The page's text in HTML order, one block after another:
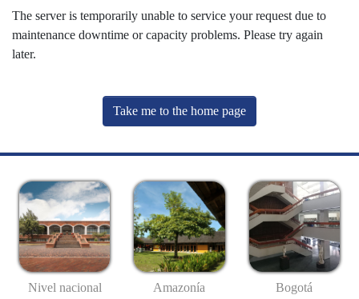
The server is temporarily unable to service your request due to
maintenance downtime or capacity problems. Please try again
later.
Take me to the home page
Nivel nacional Amazonía Bogotá